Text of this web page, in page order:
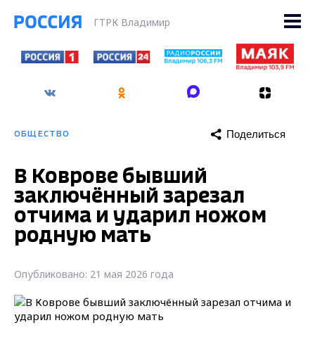
ГТРК Владимир
ОБЩЕСТВО Поделиться
В Коврове бывший
заключённый зарезал
отчима и ударил ножом
родную мать
Опубликовано: 21 мая 2026 года